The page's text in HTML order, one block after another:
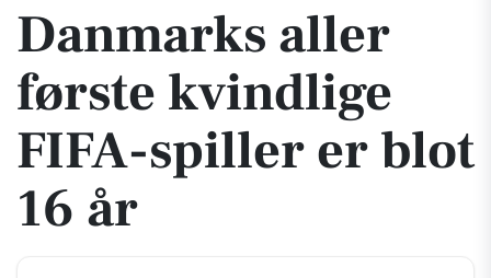
Danmarks aller
første kvindlige
FIFA-spiller er blot
16 år